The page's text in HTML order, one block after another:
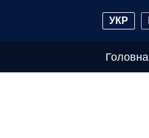
УКР
Головна